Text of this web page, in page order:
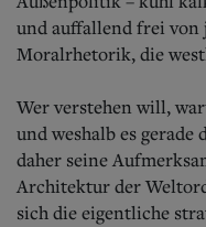
und auffallend frei
Moralrhetorik, die
Wer verstehen will,
und weshalb es
daher seine
Architektur der
sich die eigentliche